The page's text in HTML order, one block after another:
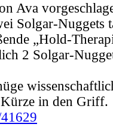
Ava
Solgar-Nuggets
„Hold-
2 Solgar-
in den Griff.